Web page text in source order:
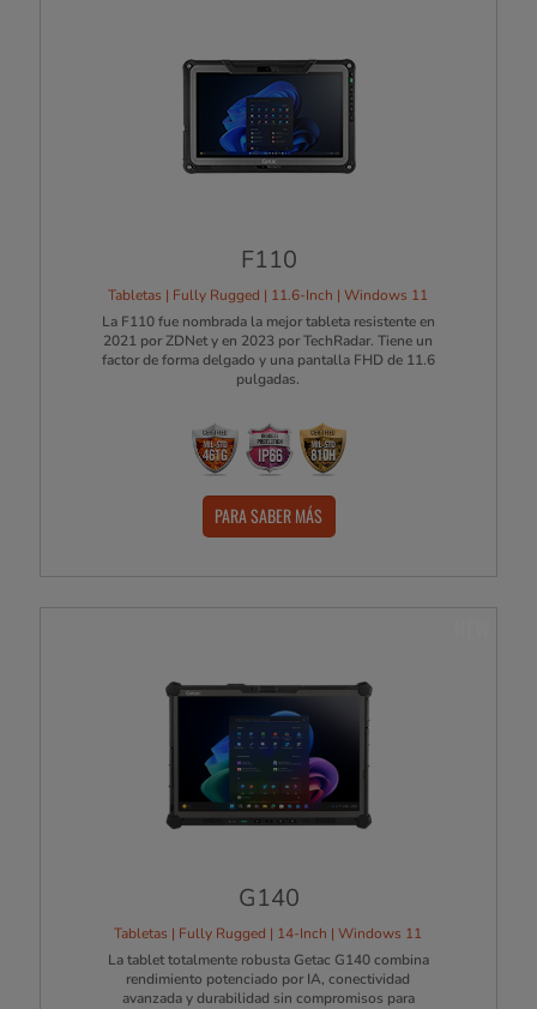
F110
Tabletas | Fully Rugged | 11.6-Inch | Windows 11
La F110 fue nombrada la mejor tableta resistente en
2021 por ZDNet y en 2023 por TechRadar. Tiene un
factor de forma delgado y una pantalla FHD de 11.6
pulgadas.
PARA SABER MÁS
G140
Tabletas | Fully Rugged | 14-Inch | Windows 11
La tablet totalmente robusta Getac G140 combina
rendimiento potenciado por IA, conectividad
avanzada y durabilidad sin compromisos para